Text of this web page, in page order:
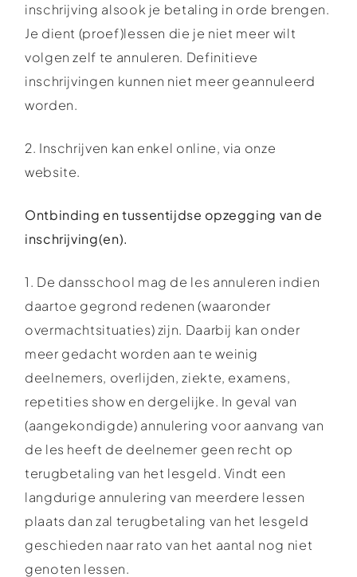
inschrijving alsook je betaling in orde brengen.
Je dient (proef)lessen die je niet meer wilt
volgen zelf te annuleren. Definitieve
inschrijvingen kunnen niet meer geannuleerd
worden.
2. Inschrijven kan enkel online, via onze
website.
Ontbinding en tussentijdse opzegging van de
inschrijving(en).
1. De dansschool mag de les annuleren indien
daartoe gegrond redenen (waaronder
overmachtsituaties) zijn. Daarbij kan onder
meer gedacht worden aan te weinig
deelnemers, overlijden, ziekte, examens,
repetities show en dergelijke. In geval van
(aangekondigde) annulering voor aanvang van
de les heeft de deelnemer geen recht op
terugbetaling van het lesgeld. Vindt een
langdurige annulering van meerdere lessen
plaats dan zal terugbetaling van het lesgeld
geschieden naar rato van het aantal nog niet
genoten lessen.